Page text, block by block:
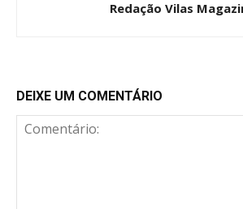
Redação Vilas
DEIXE UM COMENTÁRIO